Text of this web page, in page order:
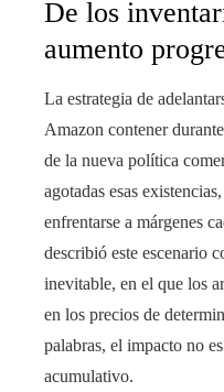
De los
aumento
La estrategia de
Amazon contener
de la nueva política
agotadas esas
enfrentarse a márgenes
describió este escenario
inevitable, en el que los
en los precios de
palabras, el impacto no
acumulativo.